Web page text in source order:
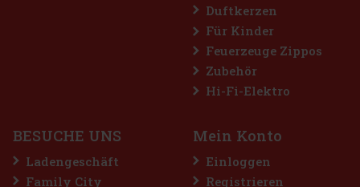
Duftkerzen
Für Kinder
Feuerzeuge Zippos
Zubehör
Hi-Fi-Elektro
BESUCHE UNS
Ladengeschäft
Family City
Mein Konto
Einloggen
Registrieren